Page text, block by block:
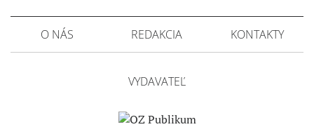
O NÁS REDAKCIA KONTAKTY
VYDAVATEĽ